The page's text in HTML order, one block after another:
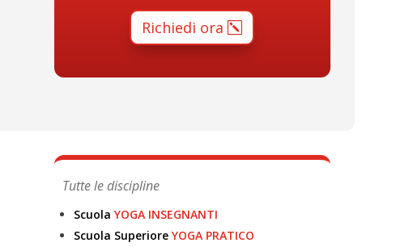
Richiedi ora
Tutte le discipline
Scuola YOGA INSEGNANTI
Scuola Superiore YOGA PRATICO